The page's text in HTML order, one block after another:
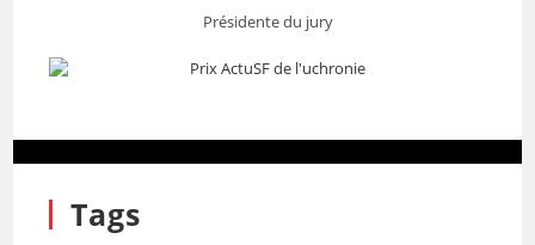
Présidente du jury
Tags